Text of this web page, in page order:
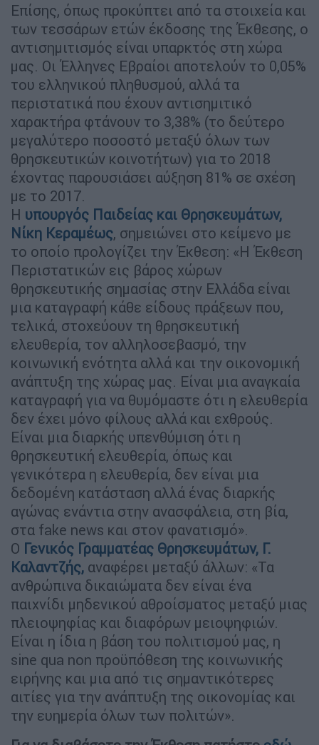
Επίσης, όπως προκύπτει από τα στοιχεία και
των τεσσάρων ετών έκδοσης της Έκθεσης, ο
αντισημιτισμός είναι υπαρκτός στη χώρα
μας. Οι Έλληνες Εβραίοι αποτελούν το 0,05%
του ελληνικού πληθυσμού, αλλά τα
περιστατικά που έχουν αντισημιτικό
χαρακτήρα φτάνουν το 3,38% (το δεύτερο
μεγαλύτερο ποσοστό μεταξύ όλων των
θρησκευτικών κοινοτήτων) για το 2018
έχοντας παρουσιάσει αύξηση 81% σε σχέση
με το 2017.
Η υπουργός Παιδείας και Θρησκευμάτων,
Νίκη Κεραμέως, σημειώνει στο κείμενο με
το οποίο προλογίζει την Έκθεση: «Η Έκθεση
Περιστατικών εις βάρος χώρων
θρησκευτικής σημασίας στην Ελλάδα είναι
μια καταγραφή κάθε είδους πράξεων που,
τελικά, στοχεύουν τη θρησκευτική
ελευθερία, τον αλληλοσεβασμό, την
κοινωνική ενότητα αλλά και την οικονομική
ανάπτυξη της χώρας μας. Είναι μια αναγκαία
καταγραφή για να θυμόμαστε ότι η ελευθερία
δεν έχει μόνο φίλους αλλά και εχθρούς.
Είναι μια διαρκής υπενθύμιση ότι η
θρησκευτική ελευθερία, όπως και
γενικότερα η ελευθερία, δεν είναι μια
δεδομένη κατάσταση αλλά ένας διαρκής
αγώνας ενάντια στην ανασφάλεια, στη βία,
στα fake news και στον φανατισμό».
Ο Γενικός Γραμματέας Θρησκευμάτων, Γ.
Καλαντζής, αναφέρει μεταξύ άλλων: «Τα
ανθρώπινα δικαιώματα δεν είναι ένα
παιχνίδι μηδενικού αθροίσματος μεταξύ μιας
πλειοψηφίας και διαφόρων μειοψηφιών.
Είναι η ίδια η βάση του πολιτισμού μας, η
sine qua non προϋπόθεση της κοινωνικής
ειρήνης και μια από τις σημαντικότερες
αιτίες για την ανάπτυξη της οικονομίας και
την ευημερία όλων των πολιτών».